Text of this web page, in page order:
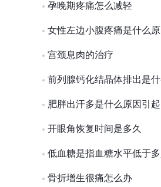
孕晚期疼痛怎么减轻
女性左边小腹疼痛是什么
宫颈息肉的治疗
前列腺钙化结晶体排出是
肥胖出汗多是什么原因引
开眼角恢复时间是多久
低血糖是指血糖水平低于
骨折增生很痛怎么办